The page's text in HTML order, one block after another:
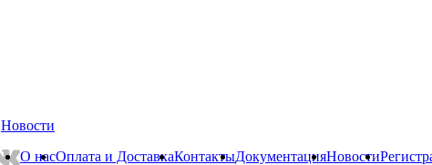
Новости
О насОплата и ДоставкаКонтактыДокументацияНовости